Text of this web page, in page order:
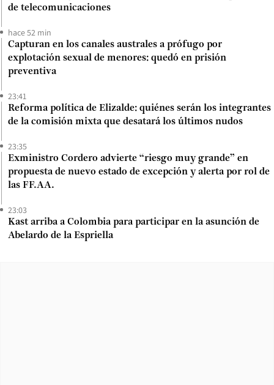
de telecomunicaciones
hace 52 min
Capturan en los canales australes a prófugo por
explotación sexual de menores: quedó en prisión
preventiva
23:41
Reforma política de Elizalde: quiénes serán los integrantes
de la comisión mixta que desatará los últimos nudos
23:35
Exministro Cordero advierte “riesgo muy grande” en
propuesta de nuevo estado de excepción y alerta por rol de
las FF.AA.
23:03
Kast arriba a Colombia para participar en la asunción de
Abelardo de la Espriella